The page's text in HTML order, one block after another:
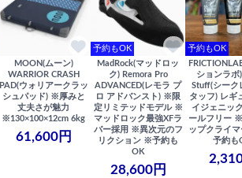
MOON(ムーン)
WARRIOR CRASH
PAD(ウォリアークラッ
シュパッド) ※厚みと
丈夫さが魅力
※130×100×12cm 6kg
61,600円
予約もOK
MadRock(マッドロッ
ク) Remora Pro
ADVANCED(レモラ プ
ロ アドバンスト) ※限
定リミテッドモデル ※
マッドロック最強XFラ
バー採用 ※異次元のフ
リクション ※予約も
OK
28,600円
予約もOK
ションラボ
Stuff(シーク
タッフ) レギ
イジェニッ
ールフリー
ップクライ
予約も